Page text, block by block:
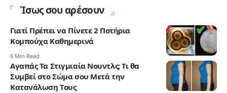
Ίσως σου αρέσουν
Γιατί Πρέπει να Πίνετε 2 Ποτήρια
Κομπούχα Καθημερινά
6 Min Read
Αγαπάς Τα Στιγμιαία Νουντλς; Τι θα
Συμβεί στο Σώμα σου Μετά την
Κατανάλωση Τους